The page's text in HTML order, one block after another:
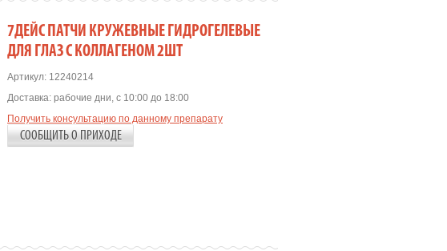
7ДЕЙС ПАТЧИ КРУЖЕВНЫЕ ГИДРОГЕЛЕВЫЕ
ДЛЯ ГЛАЗ С КОЛЛАГЕНОМ 2ШТ
Артикул: 12240214
Доставка: рабочие дни, с 10:00 до 18:00
Получить консультацию по данному препарату
СООБЩИТЬ О ПРИХОДЕ